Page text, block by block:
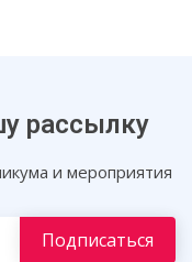
рассылку
и мероприятия